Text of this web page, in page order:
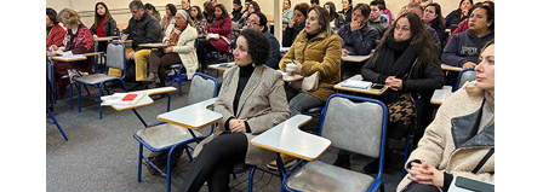
Pregrado
Postgrado
Formación Continua